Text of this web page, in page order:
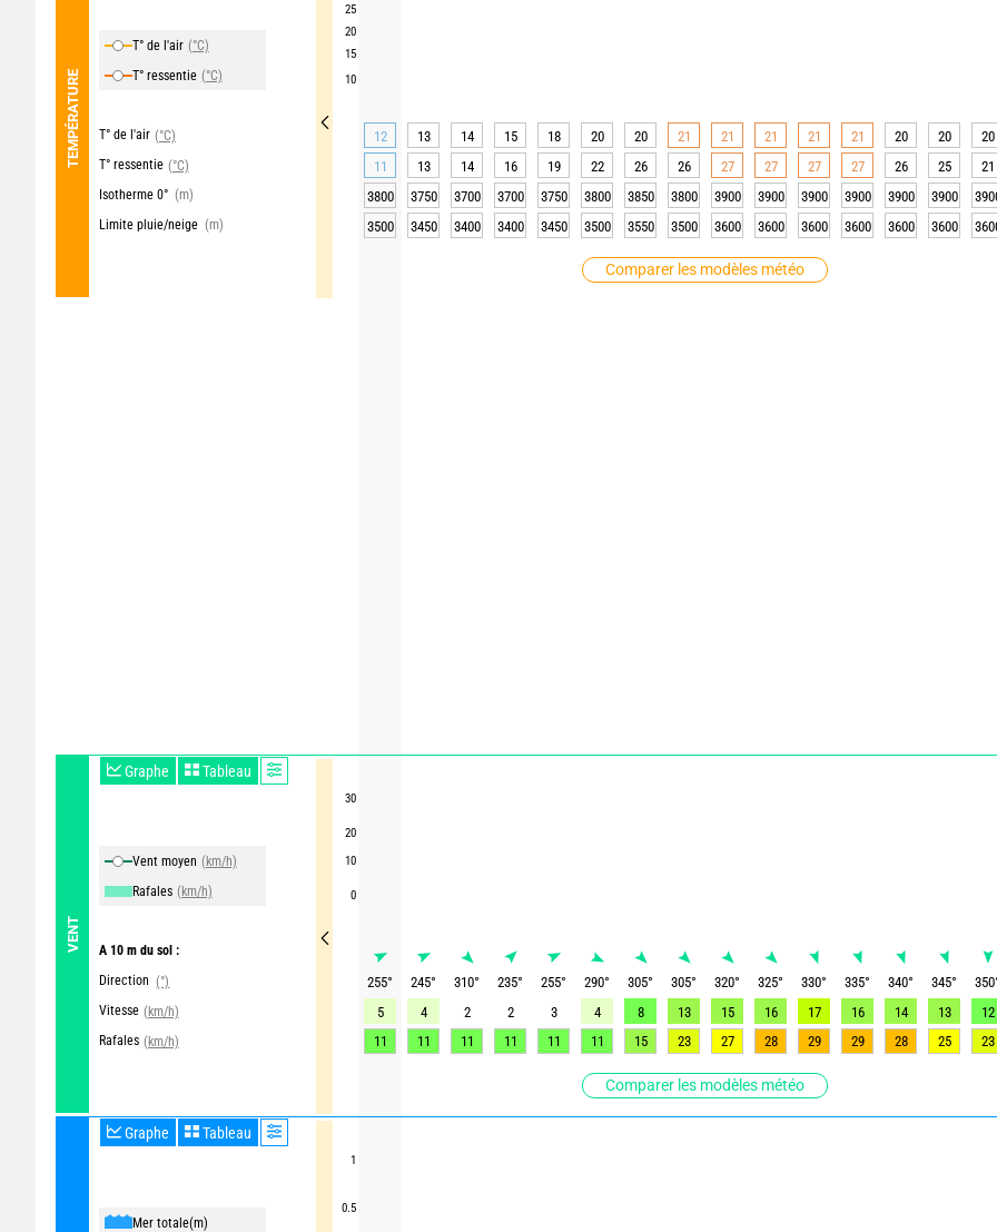
TEMPÉRATURE
T° de l'air (°C)
T° ressentie (°C)
T° de l'air (°C)
T° ressentie (°C)
Isotherme 0° (m)
Limite pluie/neige (m)
Comparer les modèles météo
VENT
Graphe Tableau
Vent moyen (km/h)
Rafales (km/h)
A 10 m du sol :
Direction (°)
Vitesse (km/h)
Rafales (km/h)
Comparer les modèles météo
Graphe Tableau
Mer totale(m)
25
20
15
10
30
20
10
0
1
0.5
12 13 14 15 18 20 20 21 21 21 21 21 20 20 20
11
13 14 16 19 22 26 26 27 27 27 27 26 25 21
3800
3750 3700 3700 3750 3800 3850 3800 3900 3900 3900 3900 3900 3900
3500
3450 3400 3400 3450 3500 3550 3500 3600 3600 3600 3600 3600 3600
255° 245° 310° 235° 255° 290° 305° 305° 320° 325° 330° 335° 340° 345° 350
5
4 2 2 3 4 8 13 15 16 17 16 14 13 12
11
11 11 11 11 11 15 23 27 28 29 29 28 25 23